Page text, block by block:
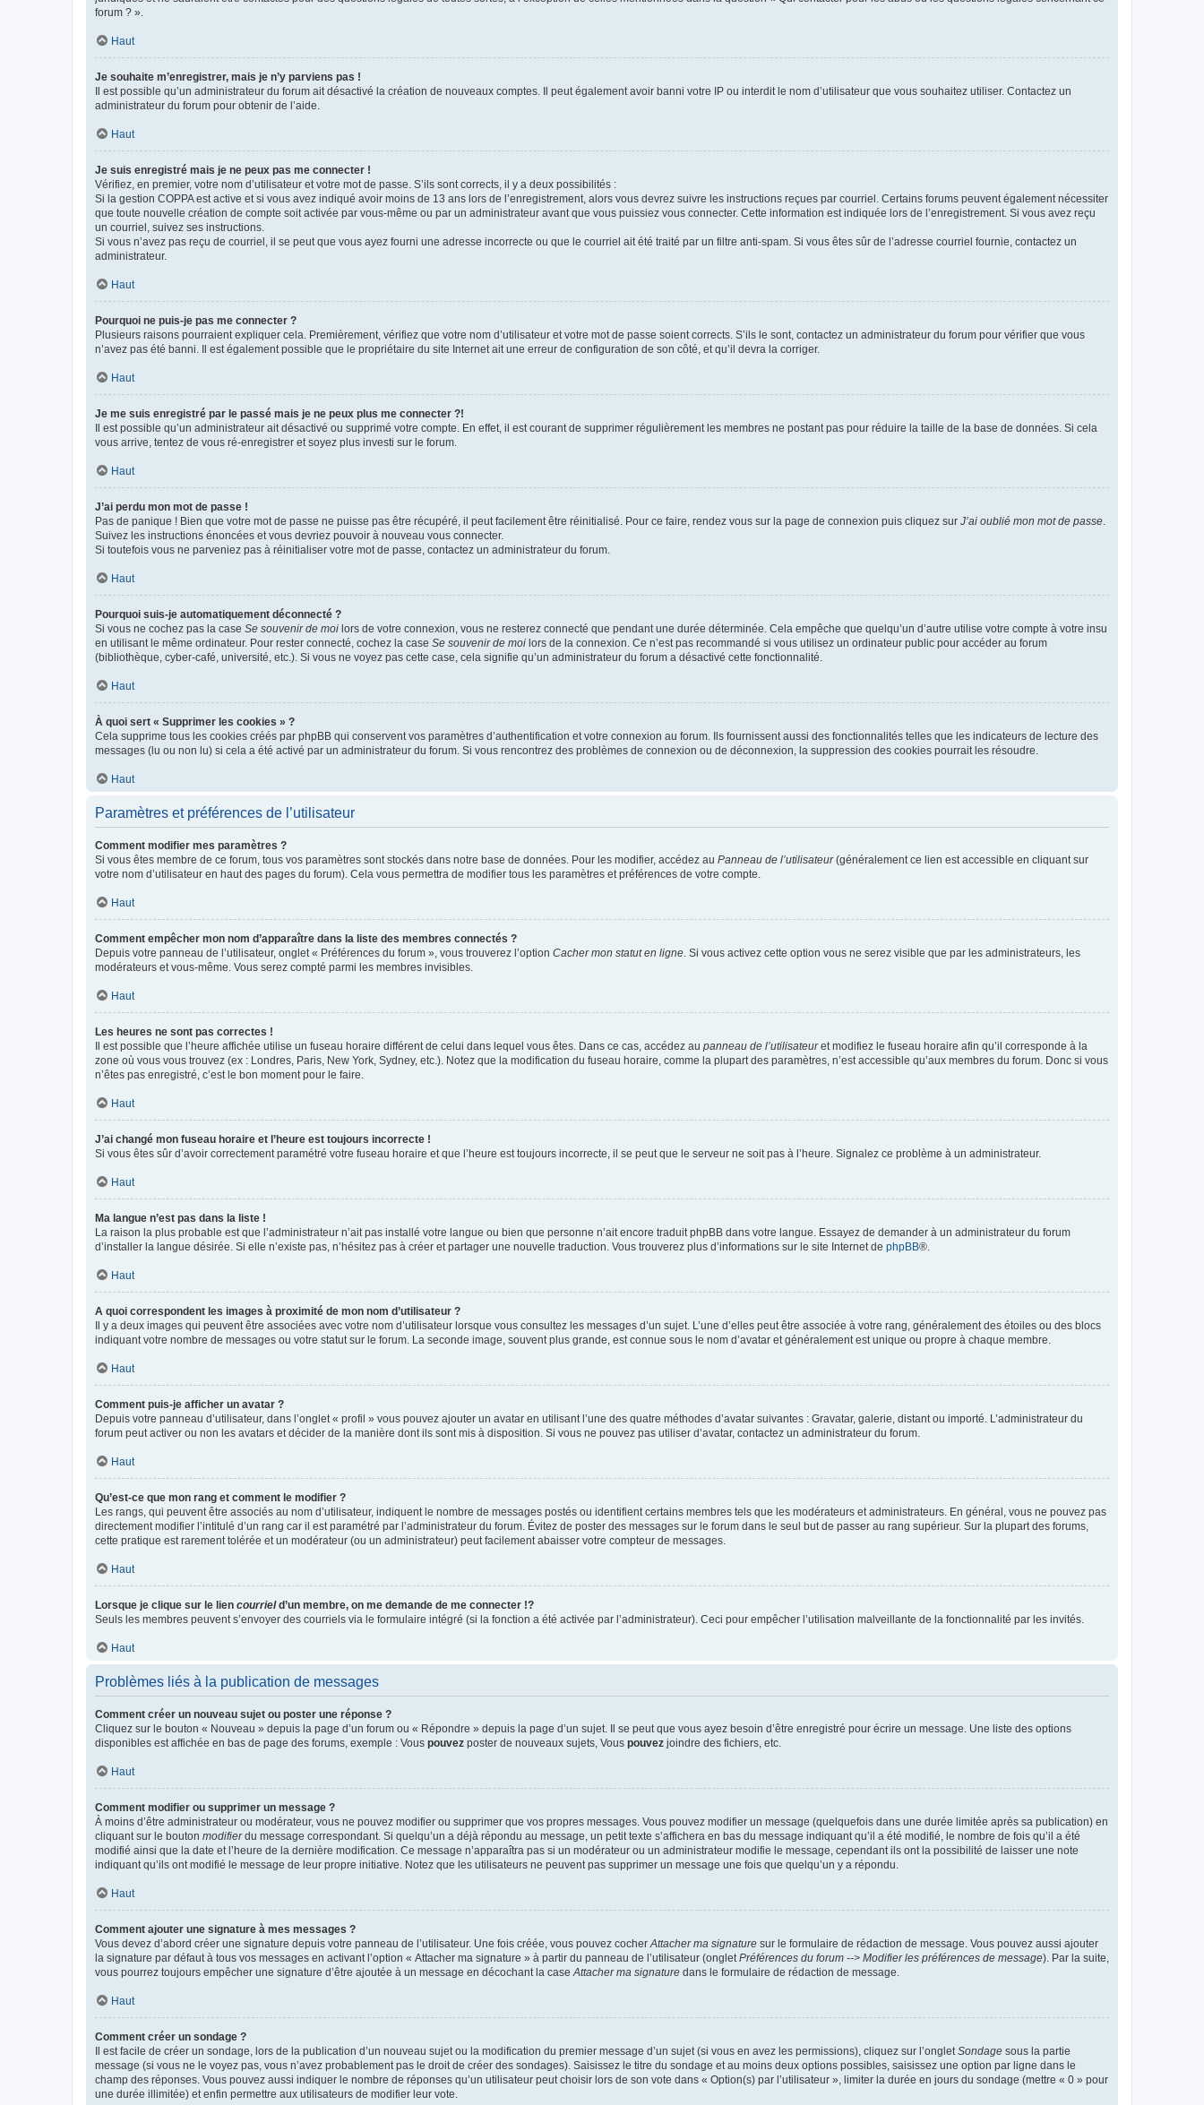
forum ? ».
Haut
Je souhaite m’enregistrer, mais je n’y parviens pas !
Il est possible qu’un administrateur du forum ait désactivé la création de nouveaux comptes. Il peut également avoir banni votre IP ou interdit le nom d’utilisateur que vous souhaitez utiliser. Contactez un
administrateur du forum pour obtenir de l’aide.
Haut
Je suis enregistré mais je ne peux pas me connecter !
Vérifiez, en premier, votre nom d’utilisateur et votre mot de passe. S’ils sont corrects, il y a deux possibilités :
Si la gestion COPPA est active et si vous avez indiqué avoir moins de 13 ans lors de l’enregistrement, alors vous devrez suivre les instructions reçues par courriel. Certains forums peuvent également nécessiter
que toute nouvelle création de compte soit activée par vous-même ou par un administrateur avant que vous puissiez vous connecter. Cette information est indiquée lors de l’enregistrement. Si vous avez reçu
un courriel, suivez ses instructions.
Si vous n’avez pas reçu de courriel, il se peut que vous ayez fourni une adresse incorrecte ou que le courriel ait été traité par un filtre anti-spam. Si vous êtes sûr de l’adresse courriel fournie, contactez un
administrateur.
Haut
Pourquoi ne puis-je pas me connecter ?
Plusieurs raisons pourraient expliquer cela. Premièrement, vérifiez que votre nom d’utilisateur et votre mot de passe soient corrects. S’ils le sont, contactez un administrateur du forum pour vérifier que vous
n’avez pas été banni. Il est également possible que le propriétaire du site Internet ait une erreur de configuration de son côté, et qu’il devra la corriger.
Haut
Je me suis enregistré par le passé mais je ne peux plus me connecter ?!
Il est possible qu’un administrateur ait désactivé ou supprimé votre compte. En effet, il est courant de supprimer régulièrement les membres ne postant pas pour réduire la taille de la base de données. Si cela
vous arrive, tentez de vous ré-enregistrer et soyez plus investi sur le forum.
Haut
J’ai perdu mon mot de passe !
Pas de panique ! Bien que votre mot de passe ne puisse pas être récupéré, il peut facilement être réinitialisé. Pour ce faire, rendez vous sur la page de connexion puis cliquez sur J’ai oublié mon mot de passe
Suivez les instructions énoncées et vous devriez pouvoir à nouveau vous connecter.
Si toutefois vous ne parveniez pas à réinitialiser votre mot de passe, contactez un administrateur du forum.
Haut
Pourquoi suis-je automatiquement déconnecté ?
Si vous ne cochez pas la case Se souvenir de moi lors de votre connexion, vous ne resterez connecté que pendant une durée déterminée. Cela empêche que quelqu’un d’autre utilise votre compte à votre insu
en utilisant le même ordinateur. Pour rester connecté, cochez la case Se souvenir de moi lors de la connexion. Ce n’est pas recommandé si vous utilisez un ordinateur public pour accéder au forum
(bibliothèque, cyber-café, université, etc.). Si vous ne voyez pas cette case, cela signifie qu’un administrateur du forum a désactivé cette fonctionnalité.
Haut
À quoi sert « Supprimer les cookies » ?
Cela supprime tous les cookies créés par phpBB qui conservent vos paramètres d’authentification et votre connexion au forum. Ils fournissent aussi des fonctionnalités telles que les indicateurs de lecture des
messages (lu ou non lu) si cela a été activé par un administrateur du forum. Si vous rencontrez des problèmes de connexion ou de déconnexion, la suppression des cookies pourrait les résoudre.
Haut
Paramètres et préférences de l’utilisateur
Comment modifier mes paramètres ?
Si vous êtes membre de ce forum, tous vos paramètres sont stockés dans notre base de données. Pour les modifier, accédez au Panneau de l’utilisateur(généralement ce lien est accessible en cliquant sur
votre nom d’utilisateur en haut des pages du forum). Cela vous permettra de modifier tous les paramètres et préférences de votre compte.
Haut
Comment empêcher mon nom d’apparaître dans la liste des membres connectés ?
Depuis votre panneau de l’utilisateur, onglet « Préférences du forum », vous trouverez l’option Cacher mon statut en ligne . Si vous activez cette option vous ne serez visible que par les administrateurs, les
modérateurs et vous-même. Vous serez compté parmi les membres invisibles.
Haut
Les heures ne sont pas correctes !
Il est possible que l’heure affichée utilise un fuseau horaire différent de celui dans lequel vous êtes. Dans ce cas, accédez au panneau de l’utilisateuret modifiez le fuseau horaire afin qu’il corresponde à la
zone où vous vous trouvez (ex : Londres, Paris, New York, Sydney, etc.). Notez que la modification du fuseau horaire, comme la plupart des paramètres, n’est accessible qu’aux membres du forum. Donc si vous
n’êtes pas enregistré, c’est le bon moment pour le faire.
Haut
J’ai changé mon fuseau horaire et l’heure est toujours incorrecte !
Si vous êtes sûr d’avoir correctement paramétré votre fuseau horaire et que l’heure est toujours incorrecte, il se peut que le serveur ne soit pas à l’heure. Signalez ce problème à un administrateur.
Haut
Ma langue n’est pas dans la liste !
La raison la plus probable est que l’administrateur n’ait pas installé votre langue ou bien que personne n’ait encore traduit phpBB dans votre langue. Essayez de demander à un administrateur du forum
d’installer la langue désirée. Si elle n’existe pas, n’hésitez pas à créer et partager une nouvelle traduction. Vous trouverez plus d’informations sur le site Internet de phpBB®.
Haut
A quoi correspondent les images à proximité de mon nom d’utilisateur ?
Il y a deux images qui peuvent être associées avec votre nom d’utilisateur lorsque vous consultez les messages d’un sujet. L’une d’elles peut être associée à votre rang, généralement des étoiles ou des blocs
indiquant votre nombre de messages ou votre statut sur le forum. La seconde image, souvent plus grande, est connue sous le nom d’avatar et généralement est unique ou propre à chaque membre.
Haut
Comment puis-je afficher un avatar ?
Depuis votre panneau d’utilisateur, dans l’onglet « profil » vous pouvez ajouter un avatar en utilisant l’une des quatre méthodes d’avatar suivantes : Gravatar, galerie, distant ou importé. L’administrateur du
forum peut activer ou non les avatars et décider de la manière dont ils sont mis à disposition. Si vous ne pouvez pas utiliser d’avatar, contactez un administrateur du forum.
Haut
Qu’est-ce que mon rang et comment le modifier ?
Les rangs, qui peuvent être associés au nom d’utilisateur, indiquent le nombre de messages postés ou identifient certains membres tels que les modérateurs et administrateurs. En général, vous ne pouvez pas
directement modifier l’intitulé d’un rang car il est paramétré par l’administrateur du forum. Évitez de poster des messages sur le forum dans le seul but de passer au rang supérieur. Sur la plupart des forums,
cette pratique est rarement tolérée et un modérateur (ou un administrateur) peut facilement abaisser votre compteur de messages.
Haut
Lorsque je clique sur le lien courrield’un membre, on me demande de me connecter !?
Seuls les membres peuvent s’envoyer des courriels via le formulaire intégré (si la fonction a été activée par l’administrateur). Ceci pour empêcher l’utilisation malveillante de la fonctionnalité par les invités.
Haut
Problèmes liés à la publication de messages
Comment créer un nouveau sujet ou poster une réponse ?
Cliquez sur le bouton « Nouveau » depuis la page d’un forum ou « Répondre » depuis la page d’un sujet. Il se peut que vous ayez besoin d’être enregistré pour écrire un message. Une liste des options
disponibles est affichée en bas de page des forums, exemple : Vous pouvez poster de nouveaux sujets, Vous pouvez joindre des fichiers, etc.
Haut
Comment modifier ou supprimer un message ?
À moins d’être administrateur ou modérateur, vous ne pouvez modifier ou supprimer que vos propres messages. Vous pouvez modifier un message (quelquefois dans une durée limitée après sa publication) en
cliquant sur le bouton modifierdu message correspondant. Si quelqu’un a déjà répondu au message, un petit texte s’affichera en bas du message indiquant qu’il a été modifié, le nombre de fois qu’il a été
modifié ainsi que la date et l’heure de la dernière modification. Ce message n’apparaîtra pas si un modérateur ou un administrateur modifie le message, cependant ils ont la possibilité de laisser une note
indiquant qu’ils ont modifié le message de leur propre initiative. Notez que les utilisateurs ne peuvent pas supprimer un message une fois que quelqu’un y a répondu.
Haut
Comment ajouter une signature à mes messages ?
Vous devez d’abord créer une signature depuis votre panneau de l’utilisateur. Une fois créée, vous pouvez cocher Attacher ma signature sur le formulaire de rédaction de message. Vous pouvez aussi ajouter
la signature par défaut à tous vos messages en activant l’option « Attacher ma signature » à partir du panneau de l’utilisateur (onglet Préférences du forum --> Modifier les préférences de message). Par la suite,
vous pourrez toujours empêcher une signature d’être ajoutée à un message en décochant la case Attacher ma signature dans le formulaire de rédaction de message.
Haut
Comment créer un sondage ?
Il est facile de créer un sondage, lors de la publication d’un nouveau sujet ou la modification du premier message d’un sujet (si vous en avez les permissions), cliquez sur l’onglet Sondage sous la partie
message (si vous ne le voyez pas, vous n’avez probablement pas le droit de créer des sondages). Saisissez le titre du sondage et au moins deux options possibles, saisissez une option par ligne dans le
champ des réponses. Vous pouvez aussi indiquer le nombre de réponses qu’un utilisateur peut choisir lors de son vote dans « Option(s) par l’utilisateur », limiter la durée en jours du sondage (mettre « 0 » pour
une durée illimitée) et enfin permettre aux utilisateurs de modifier leur vote.